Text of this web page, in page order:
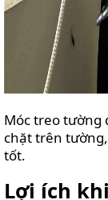
Móc treo tường
chặt trên
tốt.
Lợi ích